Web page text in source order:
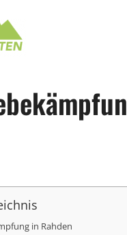
in Rahden